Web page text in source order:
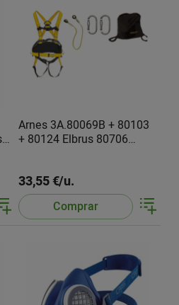
Arnes 3A.80069B + 80103
+ 80124 Elbrus 80706
33,55 €/u.
Comprar